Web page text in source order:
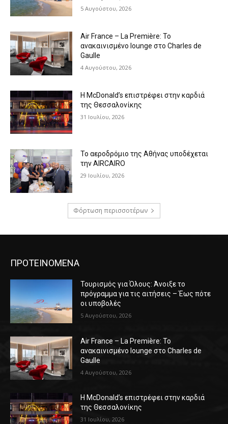
5 Αυγούστου, 2026
Air France – La Première: Το
ανακαινισμένο lounge στο Charles de
Gaulle
4 Αυγούστου, 2026
Η McDonald’s επιστρέφει στην καρδιά
της Θεσσαλονίκης
31 Ιουλίου, 2026
Το αεροδρόμιο της Αθήνας υποδέχεται
την AIRCAIRO
29 Ιουλίου, 2026
Φόρτωση περισσοτέρων
ΠΡΟΤΕΙΝΟΜΕΝΑ
Τουρισμός για Όλους: Άνοιξε το
πρόγραμμα για τις αιτήσεις – Έως πότε
οι υποβολές
5 Αυγούστου, 2026
Air France – La Première: Το
ανακαινισμένο lounge στο Charles de
Gaulle
4 Αυγούστου, 2026
Η McDonald’s επιστρέφει στην καρδιά
της Θεσσαλονίκης
31 Ιουλίου, 2026